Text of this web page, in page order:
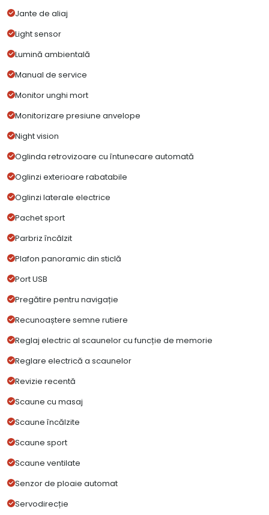
Jante de aliaj
Light sensor
Lumină ambientală
Manual de service
Monitor unghi mort
Monitorizare presiune anvelope
Night vision
Oglinda retrovizoare cu întunecare automată
Oglinzi exterioare rabatabile
Oglinzi laterale electrice
Pachet sport
Parbriz încălzit
Plafon panoramic din sticlă
Port USB
Pregătire pentru navigație
Recunoaștere semne rutiere
Reglaj electric al scaunelor cu funcție de memorie
Reglare electrică a scaunelor
Revizie recentă
Scaune cu masaj
Scaune încălzite
Scaune sport
Scaune ventilate
Senzor de ploaie automat
Servodirecție